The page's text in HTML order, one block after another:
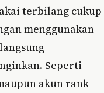
terbilang cukup
menggunakan
Seperti
akun rank